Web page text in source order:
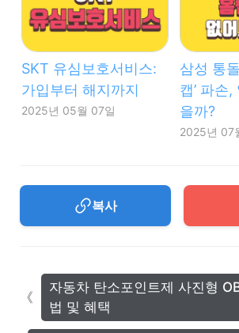
SKT 유심보호서비스:
가입부터 해지까지
2025년 05월 07일
삼성 통
캡’ 파손
을까?
2025년 07
복사
자동차 탄소포인트제 사진형
법 및 혜택